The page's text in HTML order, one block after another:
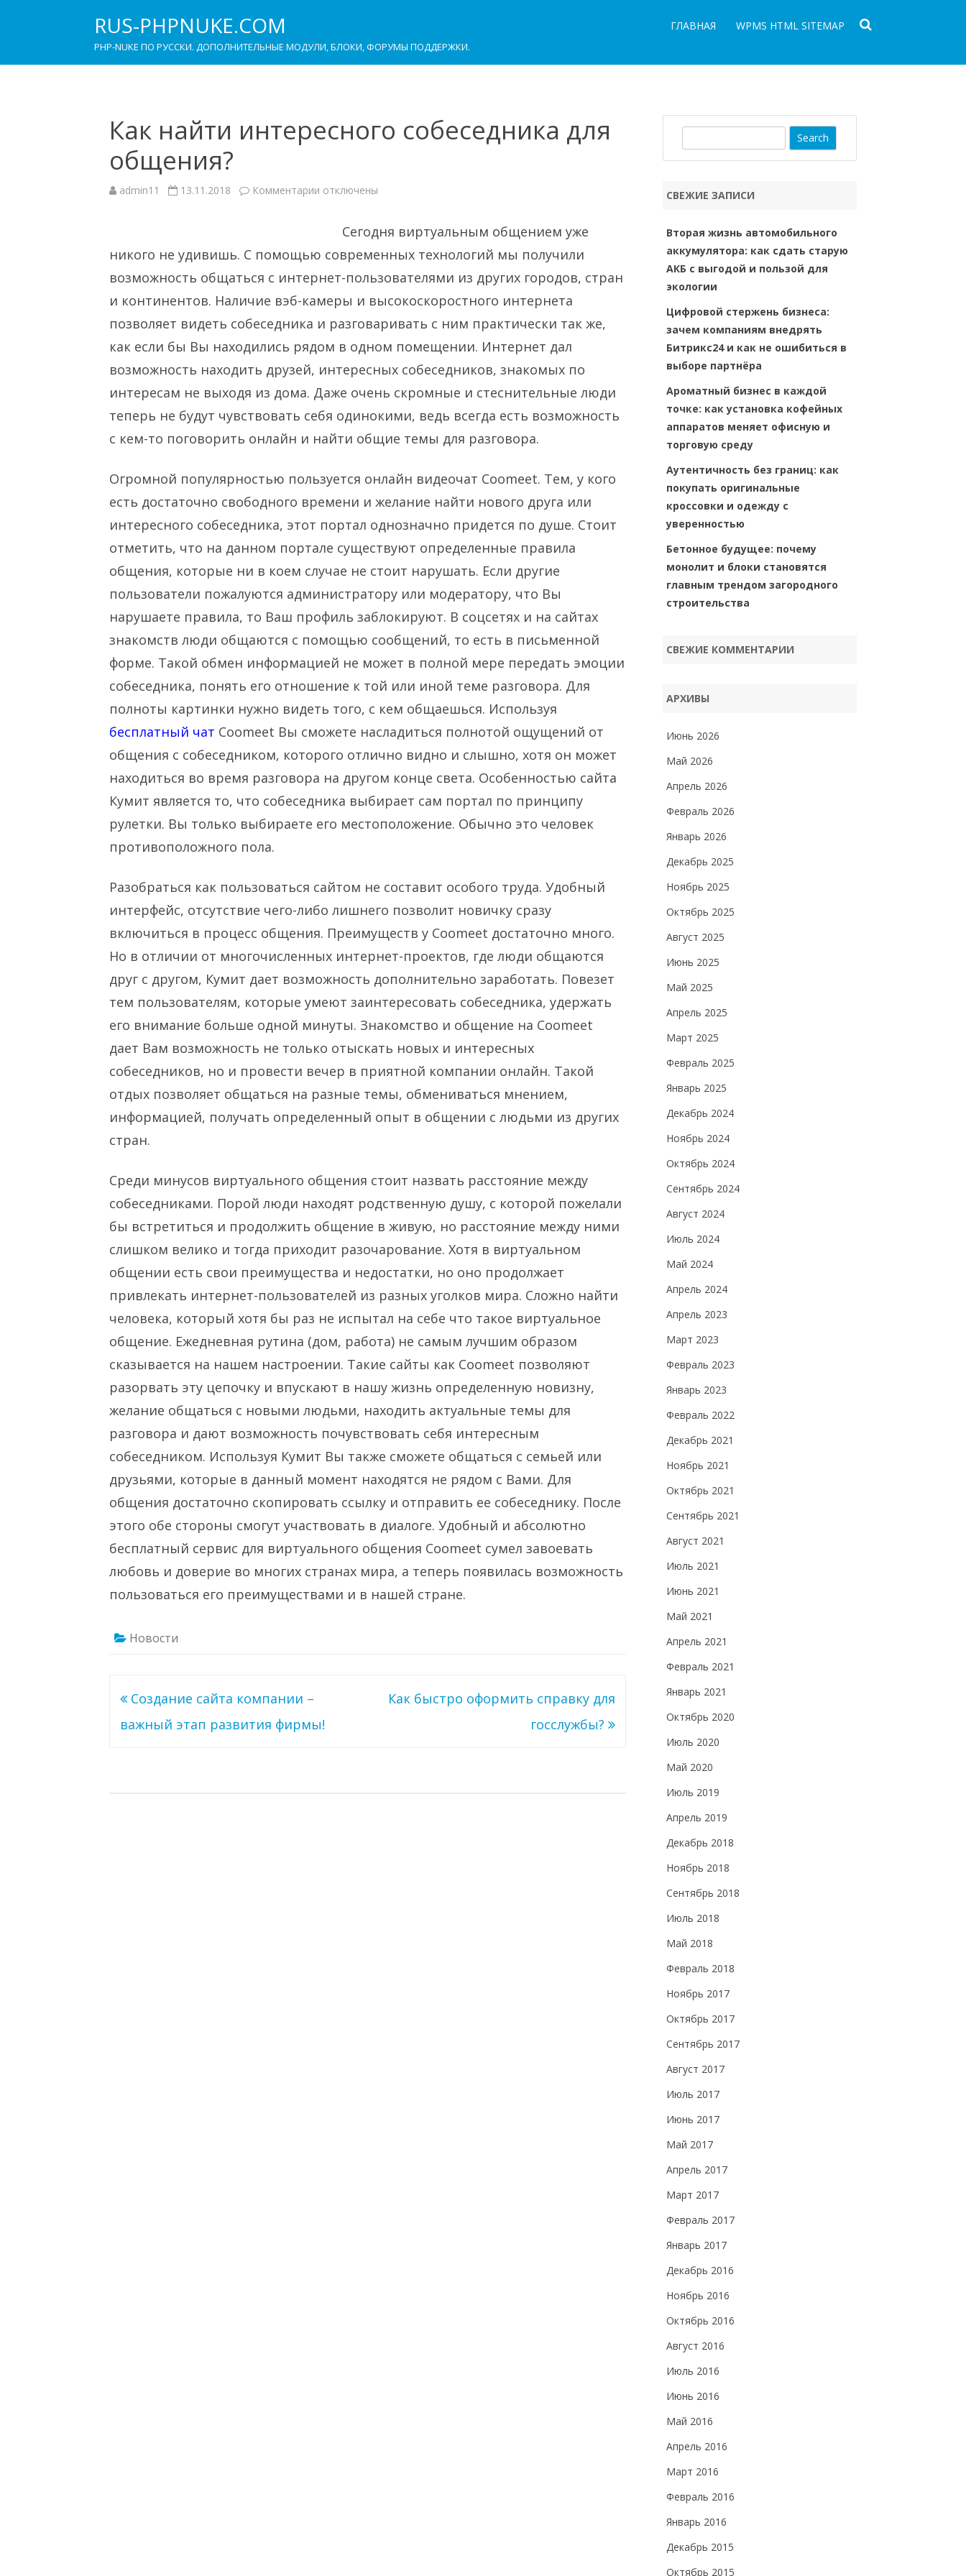
RUS-PHPNUKE.COM
PHP-NUKE ПО РУССКИ. ДОПОЛНИТЕЛЬНЫЕ МОДУЛИ, БЛОКИ, ФОРУМЫ ПОДДЕРЖКИ.
ГЛАВНАЯ WPMS HTML SITEMAP
Как найти интересного собеседника для
общения?
admin11 13.11.2018 Комментарии к
интересного
собеседника
для
общения?
отключены
Сегодня виртуальным общением уже
никого не удивишь. С помощью современных технологий мы получили
возможность общаться с интернет-пользователями из других городов, стран
и континентов. Наличие вэб-камеры и высокоскоростного интернета
позволяет видеть собеседника и разговаривать с ним практически так же,
как если бы Вы находились рядом в одном помещении. Интернет дал
возможность находить друзей, интересных собеседников, знакомых по
интересам не выходя из дома. Даже очень скромные и стеснительные люди
теперь не будут чувствовать себя одинокими, ведь всегда есть возможность
с кем-то поговорить онлайн и найти общие темы для разговора.
Огромной популярностью пользуется онлайн видеочат Coomeet. Тем, у кого
есть достаточно свободного времени и желание найти нового друга или
интересного собеседника, этот портал однозначно придется по душе. Стоит
отметить, что на данном портале существуют определенные правила
общения, которые ни в коем случае не стоит нарушать. Если другие
пользователи пожалуются администратору или модератору, что Вы
нарушаете правила, то Ваш профиль заблокируют. В соцсетях и на сайтах
знакомств люди общаются с помощью сообщений, то есть в письменной
форме. Такой обмен информацией не может в полной мере передать эмоции
собеседника, понять его отношение к той или иной теме разговора. Для
полноты картинки нужно видеть того, с кем общаешься. Используя
бесплатный чат Coomeet Вы сможете насладиться полнотой ощущений от
общения с собеседником, которого отлично видно и слышно, хотя он может
находиться во время разговора на другом конце света. Особенностью сайта
Кумит является то, что собеседника выбирает сам портал по принципу
рулетки. Вы только выбираете его местоположение. Обычно это человек
противоположного пола.
Разобраться как пользоваться сайтом не составит особого труда. Удобный
интерфейс, отсутствие чего-либо лишнего позволит новичку сразу
включиться в процесс общения. Преимуществ у Coomeet достаточно много.
Но в отличии от многочисленных интернет-проектов, где люди общаются
друг с другом, Кумит дает возможность дополнительно заработать. Повезет
тем пользователям, которые умеют заинтересовать собеседника, удержать
его внимание больше одной минуты. Знакомство и общение на Coomeet
дает Вам возможность не только отыскать новых и интересных
собеседников, но и провести вечер в приятной компании онлайн. Такой
отдых позволяет общаться на разные темы, обмениваться мнением,
информацией, получать определенный опыт в общении с людьми из других
стран.
Среди минусов виртуального общения стоит назвать расстояние между
собеседниками. Порой люди находят родственную душу, с которой пожелали
бы встретиться и продолжить общение в живую, но расстояние между ними
слишком велико и тогда приходит разочарование. Хотя в виртуальном
общении есть свои преимущества и недостатки, но оно продолжает
привлекать интернет-пользователей из разных уголков мира. Сложно найти
человека, который хотя бы раз не испытал на себе что такое виртуальное
общение. Ежедневная рутина (дом, работа) не самым лучшим образом
сказывается на нашем настроении. Такие сайты как Coomeet позволяют
разорвать эту цепочку и впускают в нашу жизнь определенную новизну,
желание общаться с новыми людьми, находить актуальные темы для
разговора и дают возможность почувствовать себя интересным
собеседником. Используя Кумит Вы также сможете общаться с семьей или
друзьями, которые в данный момент находятся не рядом с Вами. Для
общения достаточно скопировать ссылку и отправить ее собеседнику. После
этого обе стороны смогут участвовать в диалоге. Удобный и абсолютно
бесплатный сервис для виртуального общения Coomeet сумел завоевать
любовь и доверие во многих странах мира, а теперь появилась возможность
пользоваться его преимуществами и в нашей стране.
Новости
Навигация
по
Создание сайта компании –
важный этап развития фирмы!
Как быстро оформить справку для
госслужбы?
СВЕЖИЕ ЗАПИСИ
Вторая жизнь автомобильного
аккумулятора: как сдать старую
АКБ с выгодой и пользой для
экологии
Цифровой стержень бизнеса:
зачем компаниям внедрять
Битрикс24 и как не ошибиться в
выборе партнёра
Ароматный бизнес в каждой
точке: как установка кофейных
аппаратов меняет офисную и
торговую среду
Аутентичность без границ: как
покупать оригинальные
кроссовки и одежду с
уверенностью
Бетонное будущее: почему
монолит и блоки становятся
главным трендом загородного
строительства
СВЕЖИЕ КОММЕНТАРИИ
АРХИВЫ
Июнь 2026
Май 2026
Апрель 2026
Февраль 2026
Январь 2026
Декабрь 2025
Ноябрь 2025
Октябрь 2025
Август 2025
Июнь 2025
Май 2025
Апрель 2025
Март 2025
Февраль 2025
Январь 2025
Декабрь 2024
Ноябрь 2024
Октябрь 2024
Сентябрь 2024
Август 2024
Июль 2024
Май 2024
Апрель 2024
Апрель 2023
Март 2023
Февраль 2023
Январь 2023
Февраль 2022
Декабрь 2021
Ноябрь 2021
Октябрь 2021
Сентябрь 2021
Август 2021
Июль 2021
Июнь 2021
Май 2021
Апрель 2021
Февраль 2021
Январь 2021
Октябрь 2020
Июль 2020
Май 2020
Июль 2019
Апрель 2019
Декабрь 2018
Ноябрь 2018
Сентябрь 2018
Июль 2018
Май 2018
Февраль 2018
Ноябрь 2017
Октябрь 2017
Сентябрь 2017
Август 2017
Июль 2017
Июнь 2017
Май 2017
Апрель 2017
Март 2017
Февраль 2017
Январь 2017
Декабрь 2016
Ноябрь 2016
Октябрь 2016
Август 2016
Июль 2016
Июнь 2016
Май 2016
Апрель 2016
Март 2016
Февраль 2016
Январь 2016
Декабрь 2015
Октябрь 2015